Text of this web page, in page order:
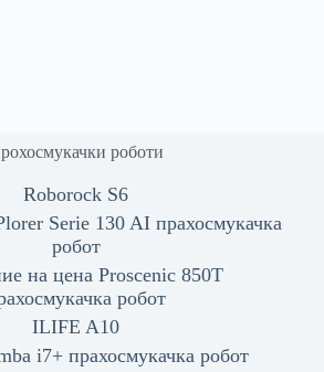
роботи
Roborock S6
Serie 130 AI прахосмукачка
робот
на цена Proscenic 850T
робот
ILIFE A10
i7+ прахосмукачка робот